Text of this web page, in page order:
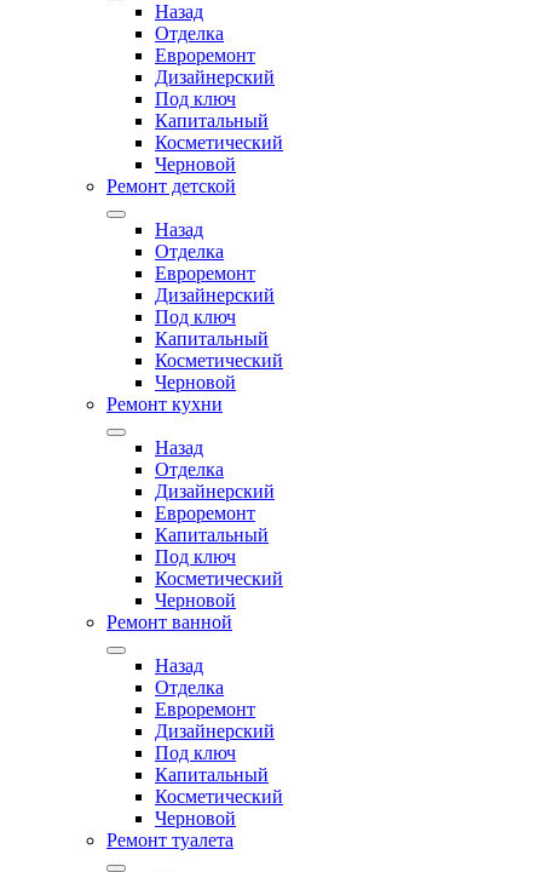
Назад
Отделка
Евроремонт
Дизайнерский
Под ключ
Капитальный
Косметический
Черновой
Ремонт детской
Назад
Отделка
Евроремонт
Дизайнерский
Под ключ
Капитальный
Косметический
Черновой
Ремонт кухни
Назад
Отделка
Дизайнерский
Евроремонт
Капитальный
Под ключ
Косметический
Черновой
Ремонт ванной
Назад
Отделка
Евроремонт
Дизайнерский
Под ключ
Капитальный
Косметический
Черновой
Ремонт туалета